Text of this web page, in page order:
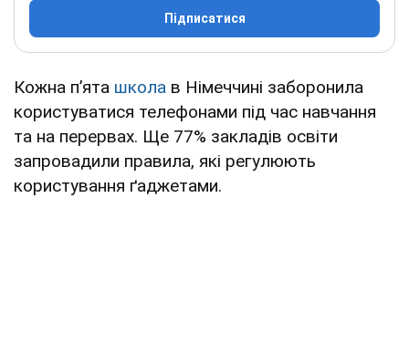
Підписатися
Кожна пʼята школа в Німеччині заборонила
користуватися телефонами під час навчання
та на перервах. Ще 77% закладів освіти
запровадили правила, які регулюють
користування ґаджетами.